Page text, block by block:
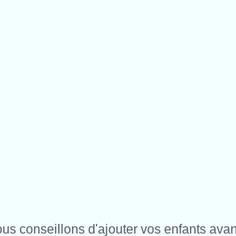
conseillons d'ajouter vos enfants